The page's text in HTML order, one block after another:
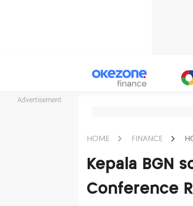
Advertisement
HOME FINANCE
Kepala BGN
Conference